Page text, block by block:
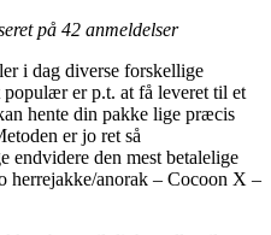
på 42 anmeldelser
i dag diverse forskellige
populær er p.t. at få leveret til et
hente din pakke lige præcis
er jo ret så
endvidere den mest betalelige
herrejakke/anorak – Cocoon X –